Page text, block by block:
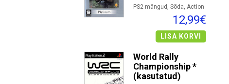
PS2 mängud, Sõda, Action
12,99€
LISA KORVI
World Rally
Championship *
(kasutatud)